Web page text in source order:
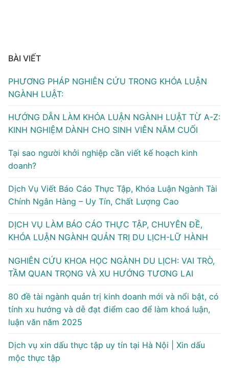
BÀI VIẾT
PHƯƠNG PHÁP NGHIÊN CỨU TRONG KHÓA LUẬN
NGÀNH LUẬT:
HƯỚNG DẪN LÀM KHÓA LUẬN NGÀNH LUẬT TỪ A-Z:
KINH NGHIỆM DÀNH CHO SINH VIÊN NĂM CUỐI
Tại sao người khởi nghiệp cần viết kế hoạch kinh
doanh?
Dịch Vụ Viết Báo Cáo Thực Tập, Khóa Luận Ngành Tài
Chính Ngân Hàng – Uy Tín, Chất Lượng Cao
DỊCH VỤ LÀM BÁO CÁO THỰC TẬP, CHUYÊN ĐỀ,
KHÓA LUẬN NGÀNH QUẢN TRỊ DU LỊCH-LỮ HÀNH
NGHIÊN CỨU KHOA HỌC NGÀNH DU LỊCH: VAI TRÒ,
TẦM QUAN TRỌNG VÀ XU HƯỚNG TƯƠNG LAI
80 đề tài ngành quản trị kinh doanh mới và nổi bật, có
tính xu hướng và dễ đạt điểm cao để làm khoá luận,
luận văn năm 2025
Dịch vụ xin dấu thực tập uy tín tại Hà Nội | Xin dấu
mộc thực tập